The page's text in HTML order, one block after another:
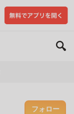
フォロー